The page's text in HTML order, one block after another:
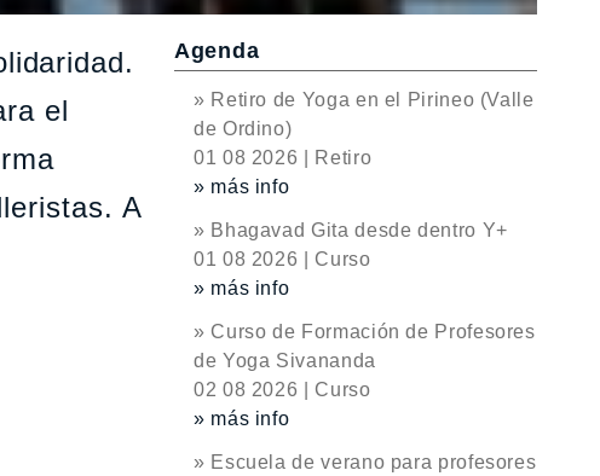
el
A
Agenda
» Retiro de Yoga en el Pirineo (Valle
de Ordino)
01 08 2026 | Retiro
» más info
» Bhagavad Gita desde dentro Y+
01 08 2026 | Curso
» más info
» Curso de Formación de Profesores
de Yoga Sivananda
02 08 2026 | Curso
» más info
» Escuela de verano para profesores